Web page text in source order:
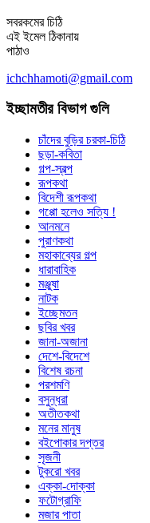
সবরকমের চিঠি
এই ইমেল ঠিকানায়
পাঠাও
ichchhamoti@gmail.com
ইচ্ছামতীর বিভাগ গুলি
চাঁদের বুড়ির চরকা-চিঠি
ছড়া-কবিতা
গল্প-স্বল্প
রূপকথা
বিদেশী রূপকথা
গপ্পো হলেও সত্যি !
আনমনে
পুরাণকথা
মহাকাব্যের গল্প
ধারাবাহিক
মঞ্জুষা
নাটক
ইচ্ছেমতন
ছবির খবর
জানা-অজানা
দেশে-বিদেশে
বিশেষ রচনা
পরশমণি
বসুন্ধরা
অতীতকথা
মনের মানুষ
বইপোকার দপ্তর
সৃজনী
টুকরো খবর
এক্কা-দোক্কা
ফটোগ্রাফি
মজার পাতা